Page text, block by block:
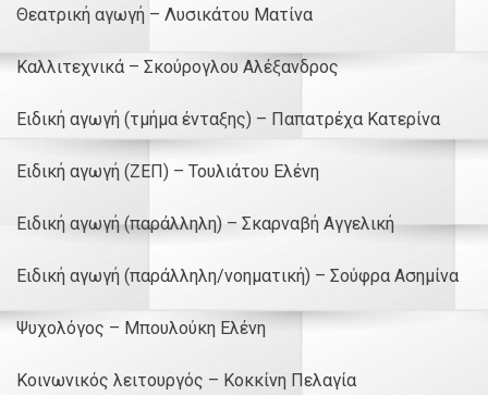
Θεατρική αγωγή – Λυσικάτου Ματίνα
Καλλιτεχνικά – Σκούρογλου Αλέξανδρος
Ειδική αγωγή (τμήμα ένταξης) – Παπατρέχα Κατερίνα
Ειδική αγωγή (ΖΕΠ) – Τουλιάτου Ελένη
Ειδική αγωγή (παράλληλη) – Σκαρναβή Αγγελική
Ειδική αγωγή (παράλληλη/νοηματική) – Σούφρα Ασημίνα
Ψυχολόγος – Μπουλούκη Ελένη
Κοινωνικός λειτουργός – Κοκκίνη Πελαγία